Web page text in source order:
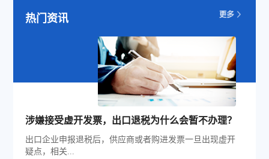
热门资讯
涉嫌接受虚开发票，出口退税为什么会暂不办理？
出口企业申报退税后，供应商或者购进发票一旦出现虚开
疑点，相关...